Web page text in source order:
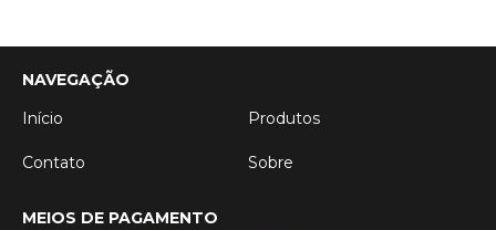
NAVEGAÇÃO
Início
Produtos
Contato Sobre
MEIOS DE PAGAMENTO